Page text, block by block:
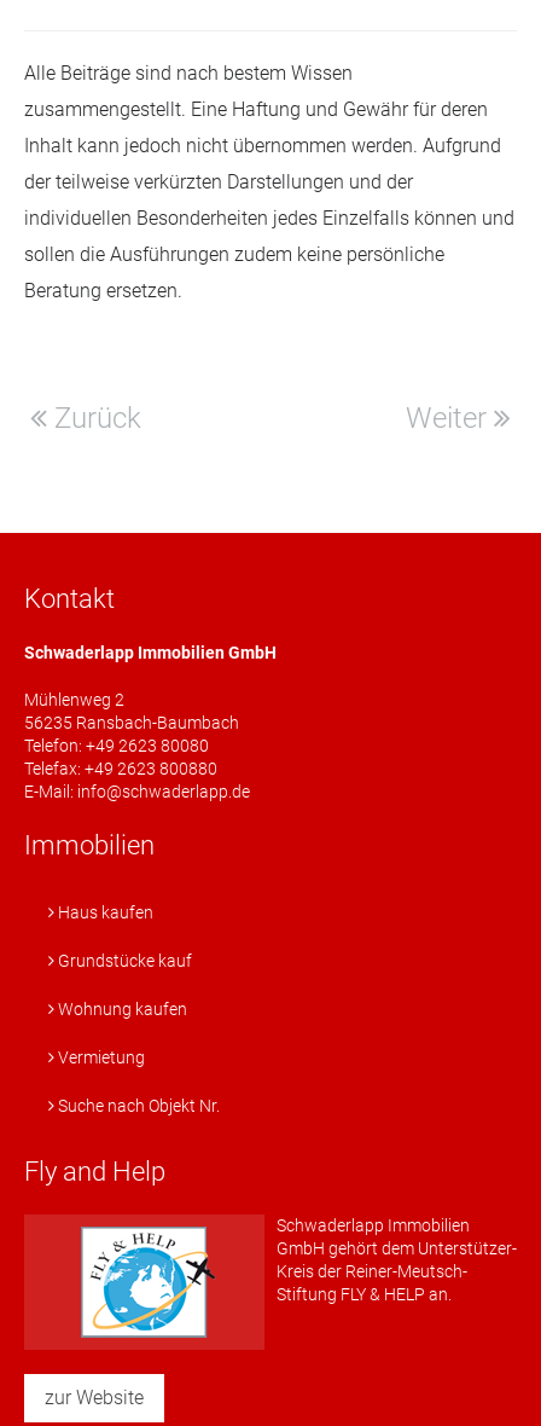
Alle Beiträge sind nach bestem Wissen
zusammengestellt. Eine Haftung und Gewähr für deren
Inhalt kann jedoch nicht übernommen werden. Aufgrund
der teilweise verkürzten Darstellungen und der
individuellen Besonderheiten jedes Einzelfalls können und
sollen die Ausführungen zudem keine persönliche
Beratung ersetzen.
Zurück Weiter
Kontakt
Schwaderlapp Immobilien GmbH
Mühlenweg 2
56235 Ransbach-Baumbach
Telefon: +49 2623 80080
Telefax: +49 2623 800880
E-Mail: info@schwaderlapp.de
Immobilien
Haus kaufen
Grundstücke kauf
Wohnung kaufen
Vermietung
Suche nach Objekt Nr.
Fly and Help
Schwaderlapp Immobilien
GmbH gehört dem Unterstützer-
Kreis der Reiner-Meutsch-
Stiftung FLY & HELP an.
zur Website